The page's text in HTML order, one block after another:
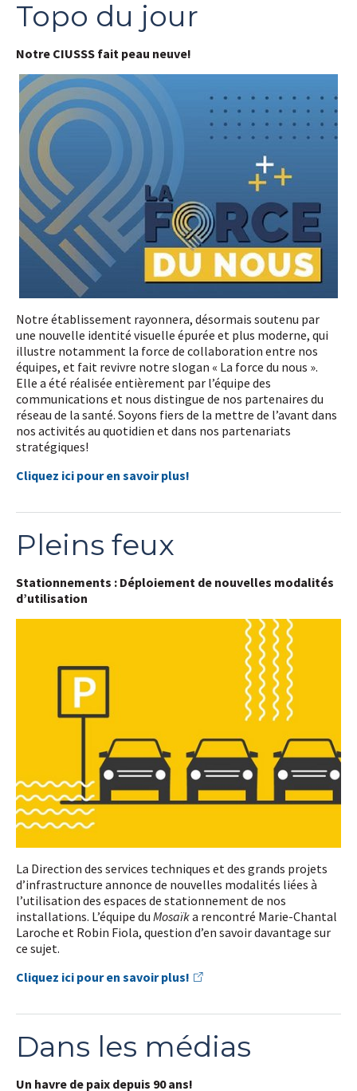
Topo du jour
Notre CIUSSS fait peau neuve!
Notre établissement rayonnera, désormais soutenu par
une nouvelle identité visuelle épurée et plus moderne, qui
illustre notamment la force de collaboration entre nos
équipes, et fait revivre notre slogan « La force du nous ».
Elle a été réalisée entièrement par l’équipe des
communications et nous distingue de nos partenaires du
réseau de la santé. Soyons fiers de la mettre de l’avant dans
nos activités au quotidien et dans nos partenariats
stratégiques!
Cliquez ici pour en savoir plus!
Pleins feux
Stationnements : Déploiement de nouvelles modalités
d’utilisation
La Direction des services techniques et des grands projets
d’infrastructure annonce de nouvelles modalités liées à
l’utilisation des espaces de stationnement de nos
installations. L’équipe du Mosaïka rencontré Marie-Chantal
Laroche et Robin Fiola, question d’en savoir davantage sur
ce sujet.
Cliquez ici pour en savoir plus!
Dans les médias
Un havre de paix depuis 90 ans!
Je
m'abonne!